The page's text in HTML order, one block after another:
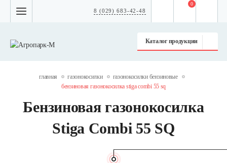
8 (029) 683-42-48
Каталог продукции
0
главная газонокосилки
газонокосилки бензиновые
бензиновая газонокосилка stiga combi 55 sq
Бензиновая газонокосилка
Stiga Combi 55 SQ